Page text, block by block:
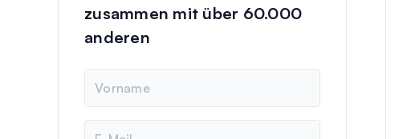
zusammen mit über 60.000
anderen
m
e